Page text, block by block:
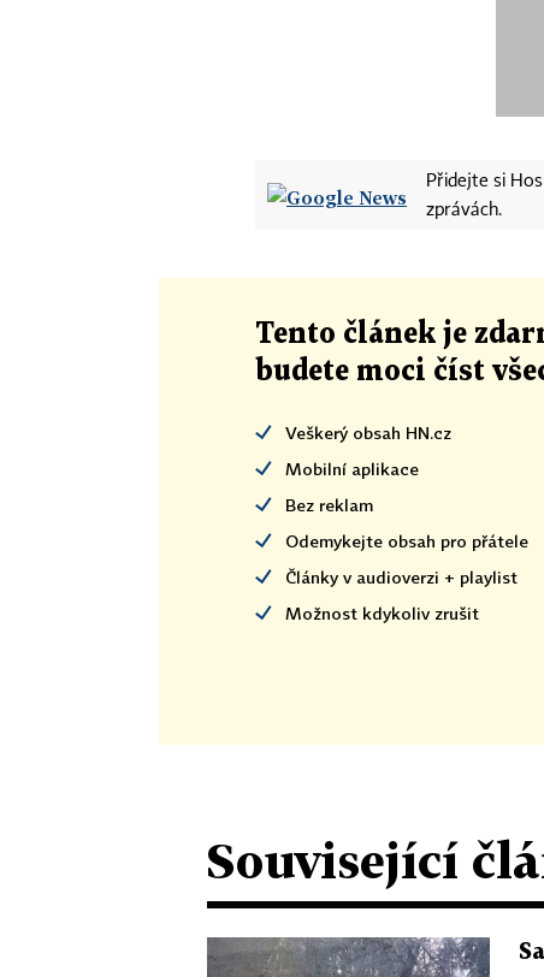
Přidejte si
zprávách.
Tento článek je
budete moci číst
Veškerý obsah HN.cz
Mobilní aplikace
Bez reklam
Odemykejte obsah pro přátele
Články v audioverzi + playlist
Možnost kdykoliv zrušit
Související